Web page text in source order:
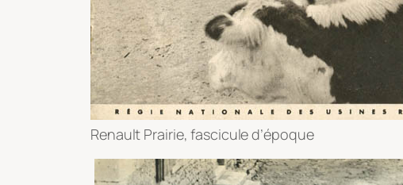
Renault Prairie, fascicule d’époque